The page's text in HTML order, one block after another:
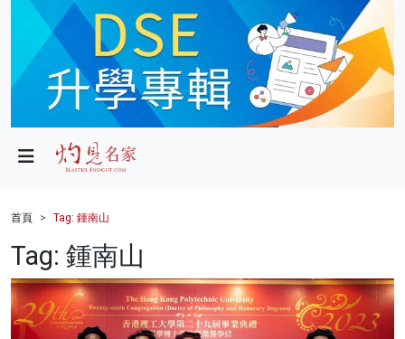
政局
財經
健康
商業
首頁 Tag: 鍾南山
Tag: 鍾南山